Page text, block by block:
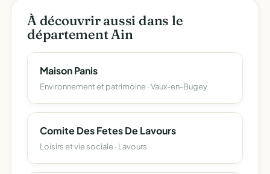
À découvrir aussi dans le
département Ain
Maison Panis
Environnement et patrimoine · Vaux-en-Bugey
Comite Des Fetes De Lavours
Loisirs et vie sociale · Lavours